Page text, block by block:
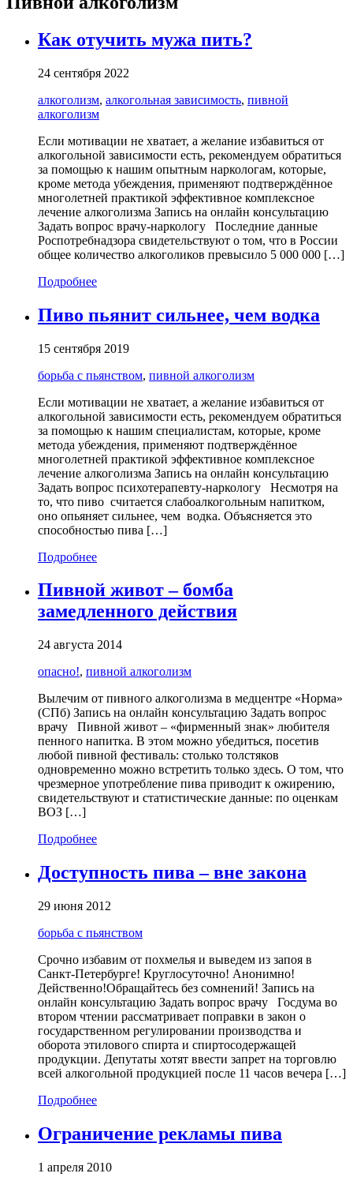
Как отучить мужа пить?
24 сентября 2022
алкоголизм, алкогольная зависимость, пивной
алкоголизм
Если мотивации не хватает, а желание избавиться от
алкогольной зависимости есть, рекомендуем обратиться
за помощью к нашим опытным наркологам, которые,
кроме метода убеждения, применяют подтверждённое
многолетней практикой эффективное комплексное
лечение алкоголизма Запись на онлайн консультацию
Задать вопрос врачу-наркологу Последние данные
Роспотребнадзора свидетельствуют о том, что в России
общее количество алкоголиков превысило 5 000 000 […]
Подробнее
Пиво пьянит сильнее, чем водка
15 сентября 2019
борьба с пьянством, пивной алкоголизм
Если мотивации не хватает, а желание избавиться от
алкогольной зависимости есть, рекомендуем обратиться
за помощью к нашим специалистам, которые, кроме
метода убеждения, применяют подтверждённое
многолетней практикой эффективное комплексное
лечение алкоголизма Запись на онлайн консультацию
Задать вопрос психотерапевту-наркологу Несмотря на
то, что пиво считается слабоалкогольным напитком,
оно опьяняет сильнее, чем водка. Объясняется это
способностью пива […]
Подробнее
Пивной живот – бомба
замедленного действия
24 августа 2014
опасно!, пивной алкоголизм
Вылечим от пивного алкоголизма в медцентре «Норма»
(СПб) Запись на онлайн консультацию Задать вопрос
врачу Пивной живот – «фирменный знак» любителя
пенного напитка. В этом можно убедиться, посетив
любой пивной фестиваль: столько толстяков
одновременно можно встретить только здесь. О том, что
чрезмерное употребление пива приводит к ожирению,
свидетельствуют и статистические данные: по оценкам
ВОЗ […]
Подробнее
Доступность пива – вне закона
29 июня 2012
борьба с пьянством
Срочно избавим от похмелья и выведем из запоя в
Санкт-Петербурге! Круглосуточно! Анонимно!
Действенно!Обращайтесь без сомнений! Запись на
онлайн консультацию Задать вопрос врачу Госдума во
втором чтении рассматривает поправки в закон о
государственном регулировании производства и
оборота этилового спирта и спиртосодержащей
продукции. Депутаты хотят ввести запрет на торговлю
всей алкогольной продукцией после 11 часов вечера […]
Подробнее
Ограничение рекламы пива
1 апреля 2010